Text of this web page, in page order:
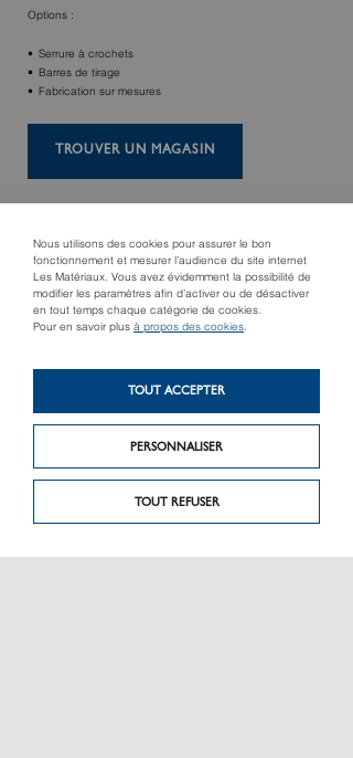
Nous utilisons des cookies pour assurer le bon
fonctionnement et mesurer l’audience du site internet
Les Matériaux. Vous avez évidemment la possibilité de
modifier les paramètres afin d’activer ou de désactiver
en tout temps chaque catégorie de cookies.
Pour en savoir plus à propos des cookies.
TOUT REFUSER
PERSONNALISER
TOUT ACCEPTER
Options :
Serrure à crochets
Barres de tirage
Fabrication sur mesures
TROUVER UN MAGASIN
SONORA VENGA